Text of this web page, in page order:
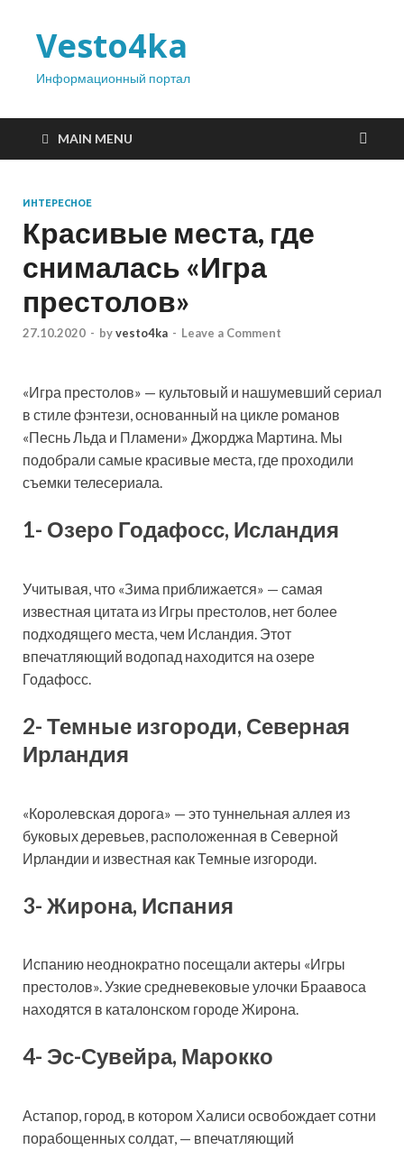
Vesto4ka
Информационный портал
MAIN MENU
ИНТЕРЕСНОЕ
Красивые места, где
снималась «Игра
престолов»
27.10.2020 - byvesto4ka - Leave a Comment
«Игра престолов» — культовый и нашумевший сериал
в стиле фэнтези, основанный на цикле романов
«Песнь Льда и Пламени» Джорджа Мартина. Мы
подобрали самые красивые места, где проходили
съемки телесериала.
1- Озеро Годафосс, Исландия
Учитывая, что «Зима приближается» — самая
известная цитата из Игры престолов, нет более
подходящего места, чем Исландия. Этот
впечатляющий водопад находится на озере
Годафосс.
2- Темные изгороди, Северная
Ирландия
«Королевская дорога» — это туннельная аллея из
буковых деревьев, расположенная в Северной
Ирландии и известная как Темные изгороди.
3- Жирона, Испания
Испанию неоднократно посещали актеры «Игры
престолов». Узкие средневековые улочки Браавоса
находятся в каталонском городе Жирона.
4- Эс-Сувейра, Марокко
Астапор, город, в котором Халиси освобождает сотни
порабощенных солдат, — впечатляющий